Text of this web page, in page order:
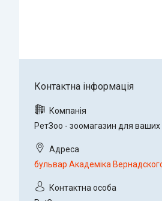
РетЗоо - зоомагазин для
бульвар Академіка